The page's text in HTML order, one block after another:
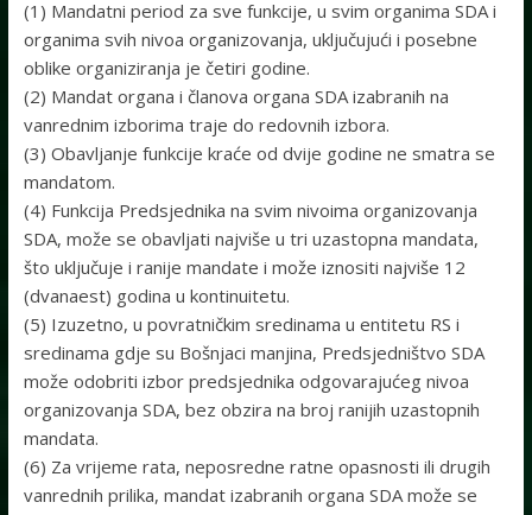
(1) Mandatni period za sve funkcije, u svim organima SDA i
organima svih nivoa organizovanja, uključujući i posebne
oblike organiziranja je četiri godine.
(2) Mandat organa i članova organa SDA izabranih na
vanrednim izborima traje do redovnih izbora.
(3) Obavljanje funkcije kraće od dvije godine ne smatra se
mandatom.
(4) Funkcija Predsjednika na svim nivoima organizovanja
SDA, može se obavljati najviše u tri uzastopna mandata,
što uključuje i ranije mandate i može iznositi najviše 12
(dvanaest) godina u kontinuitetu.
(5) Izuzetno, u povratničkim sredinama u entitetu RS i
sredinama gdje su Bošnjaci manjina, Predsjedništvo SDA
može odobriti izbor predsjednika odgovarajućeg nivoa
organizovanja SDA, bez obzira na broj ranijih uzastopnih
mandata.
(6) Za vrijeme rata, neposredne ratne opasnosti ili drugih
vanrednih prilika, mandat izabranih organa SDA može se